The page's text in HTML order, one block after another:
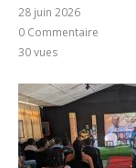
28 juin 2026
0 Commentaire
30vues